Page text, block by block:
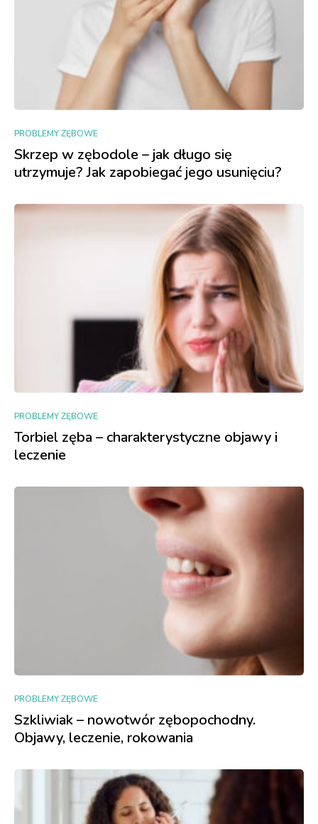
PROBLEMY ZĘBOWE
Skrzep w zębodole – jak długo się
utrzymuje? Jak zapobiegać jego usunięciu?
PROBLEMY ZĘBOWE
Torbiel zęba – charakterystyczne objawy i
leczenie
PROBLEMY ZĘBOWE
Szkliwiak – nowotwór zębopochodny.
Objawy, leczenie, rokowania